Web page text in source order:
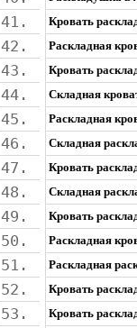
41. Кровать
42. Раскладная
43. Кровать
44. Складная
45. Раскладная
46. Складная
47. Кровать
48. Складная
49. Кровать
50. Раскладная
51. Раскладная
52. Кровать
53. Кровать